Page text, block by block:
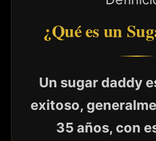
¿Qué es un
Un sugar daddy
exitoso,
35 años, con